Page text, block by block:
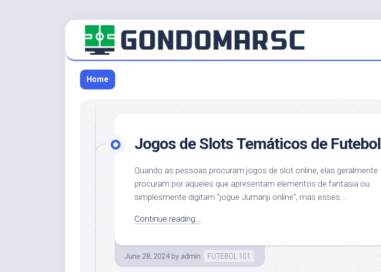
Home
Jogos de Slots Temáticos de Futebol
Quando as pessoas procuram jogos de slot online, elas geralmente
procuram por aqueles que apresentam elementos de fantasia ou
simplesmente digitam “jogue Jumanji online“, mas esses...
Continue reading...
June 28, 2024 by admin FUTEBOL 101